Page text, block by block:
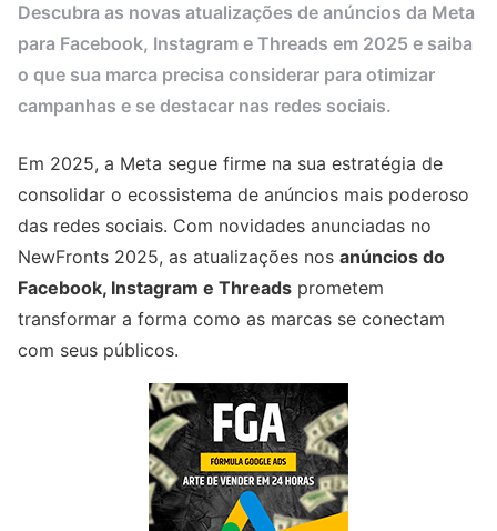
Descubra as novas atualizações de anúncios da Meta
para Facebook, Instagram e Threads em 2025 e saiba
o que sua marca precisa considerar para otimizar
campanhas e se destacar nas redes sociais.
Em 2025, a Meta segue firme na sua estratégia de
consolidar o ecossistema de anúncios mais poderoso
das redes sociais. Com novidades anunciadas no
NewFronts 2025, as atualizações nos anúncios do
Facebook, Instagram e Threads prometem
transformar a forma como as marcas se conectam
com seus públicos.